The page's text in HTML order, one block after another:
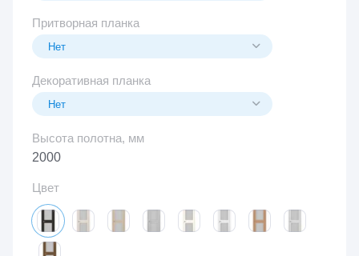
Притворная планка
Декоративная планка
Высота полотна, мм
2000
Цвет